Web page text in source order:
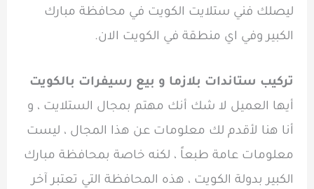
ليصلك فني ستلايت الكويت في محافظة مبارك
الكبير وفي اي منطقة في الكويت الان.
تركيب ستاندات بلازما و بيع رسيفرات بالكويت
أيها العميل لا شك أنك مهتم بمجال الستلايت ، و
أنا هنا لأقدم لك معلومات عن هذا المجال ، ليست
معلومات عامة طبعاً ، لكنه خاصة بمحافظة مبارك
الكبير بدولة الكويت ، هذه المحافظة التي تعتبر آخر